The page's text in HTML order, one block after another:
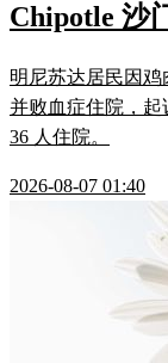
Chipotle 沙
明尼苏达居民因
并败血症住院，起
36 人住院。
2026-08-07 01:40